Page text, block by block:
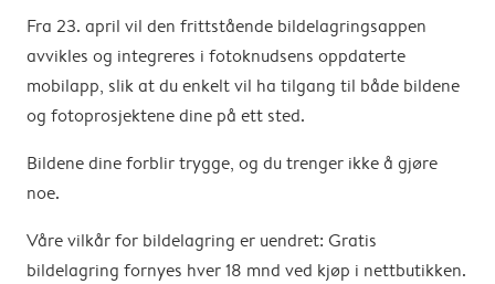
Fra 23. april vil den frittstående bildelagringsappen
avvikles og integreres i fotoknudsens oppdaterte
mobilapp, slik at du enkelt vil ha tilgang til både bildene
og fotoprosjektene dine på ett sted.
Bildene dine forblir trygge, og du trenger ikke å gjøre
noe.
Våre vilkår for bildelagring er uendret: Gratis
bildelagring fornyes hver 18 mnd ved kjøp i nettbutikken.